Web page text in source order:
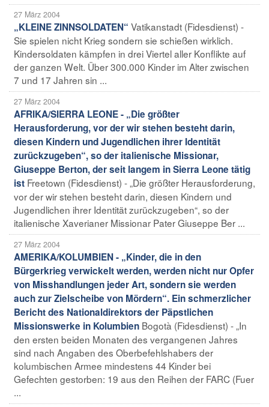
27 März 2004
„KLEINE ZINNSOLDATEN“ Vatikanstadt (Fidesdienst) -
Sie spielen nicht Krieg sondern sie schießen wirklich.
Kindersoldaten kämpfen in drei Viertel aller Konflikte auf
der ganzen Welt. Über 300.000 Kinder im Alter zwischen
7 und 17 Jahren sin ...
27 März 2004
AFRIKA/SIERRA LEONE - „Die größter
Herausforderung, vor der wir stehen besteht darin,
diesen Kindern und Jugendlichen ihrer Identität
zurückzugeben“, so der italienische Missionar,
Giuseppe Berton, der seit langem in Sierra Leone tätig
ist Freetown (Fidesdienst) - „Die größter Herausforderung,
vor der wir stehen besteht darin, diesen Kindern und
Jugendlichen ihrer Identität zurückzugeben“, so der
italienische Xaverianer Missionar Pater Giuseppe Ber ...
27 März 2004
AMERIKA/KOLUMBIEN - „Kinder, die in den
Bürgerkrieg verwickelt werden, werden nicht nur Opfer
von Misshandlungen jeder Art, sondern sie werden
auch zur Zielscheibe von Mördern“. Ein schmerzlicher
Bericht des Nationaldirektors der Päpstlichen
Missionswerke in Kolumbien Bogotà (Fidesdienst) - „In
den ersten beiden Monaten des vergangenen Jahres
sind nach Angaben des Oberbefehlshabers der
kolumbischen Armee mindestens 44 Kinder bei
Gefechten gestorben: 19 aus den Reihen der FARC (Fuer
...